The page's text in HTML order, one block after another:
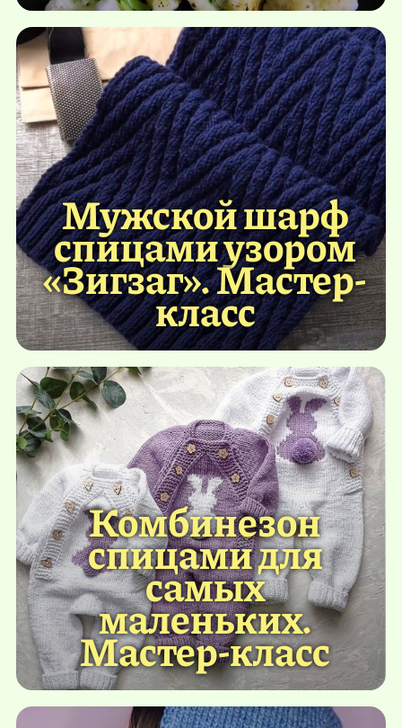
Мужской шарф
спицами узором
«Зигзаг». Мастер-
класс
Комбинезон
спицами для
самых
маленьких.
Мастер-класс